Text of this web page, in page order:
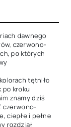
dawnego
czerwono-
po których
tętniło
po kroku
znamy dziś
czerwono-
ciepłe i pełne
rozdział